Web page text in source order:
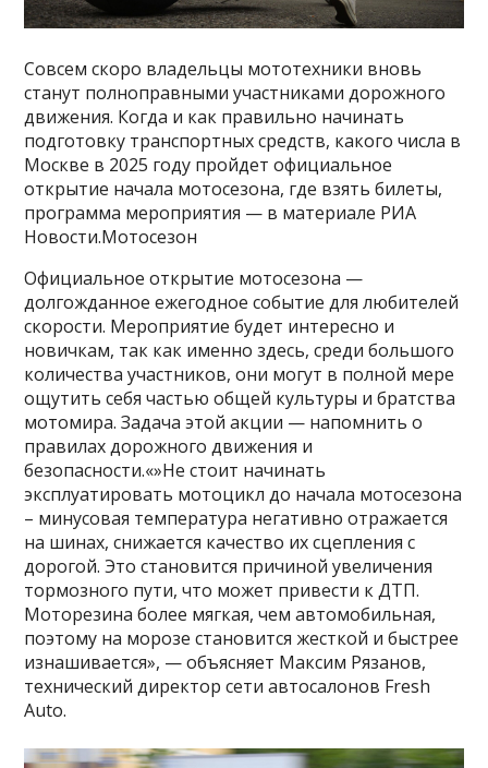
Совсем скоро владельцы мототехники вновь
станут полноправными участниками дорожного
движения. Когда и как правильно начинать
подготовку транспортных средств, какого числа в
Москве в 2025 году пройдет официальное
открытие начала мотосезона, где взять билеты,
программа мероприятия — в материале РИА
Новости.Мотосезон
Официальное открытие мотосезона —
долгожданное ежегодное событие для любителей
скорости. Мероприятие будет интересно и
новичкам, так как именно здесь, среди большого
количества участников, они могут в полной мере
ощутить себя частью общей культуры и братства
мотомира. Задача этой акции — напомнить о
правилах дорожного движения и
безопасности.«»Не стоит начинать
эксплуатировать мотоцикл до начала мотосезона
– минусовая температура негативно отражается
на шинах, снижается качество их сцепления с
дорогой. Это становится причиной увеличения
тормозного пути, что может привести к ДТП.
Моторезина более мягкая, чем автомобильная,
поэтому на морозе становится жесткой и быстрее
изнашивается», — объясняет Максим Рязанов,
технический директор сети автосалонов Fresh
Auto.